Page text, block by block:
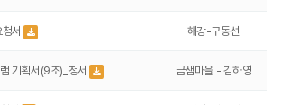
청서 해강-구동선
기획서(9조)_정서 금샘마을 - 김하영